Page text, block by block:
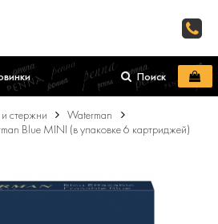
Поиск
стержни
Waterman
Blue MINI (в упаковке 6 картриджей)